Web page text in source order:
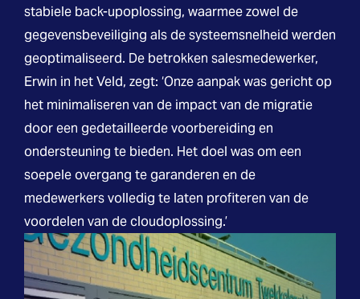
stabiele back-upoplossing, waarmee zowel de
gegevensbeveiliging als de systeemsnelheid werden
geoptimaliseerd. De betrokken salesmedewerker,
Erwin in het Veld, zegt: ‘Onze aanpak was gericht op
het minimaliseren van de impact van de migratie
door een gedetailleerde voorbereiding en
ondersteuning te bieden. Het doel was om een
soepele overgang te garanderen en de
medewerkers volledig te laten profiteren van de
voordelen van de cloudoplossing.’